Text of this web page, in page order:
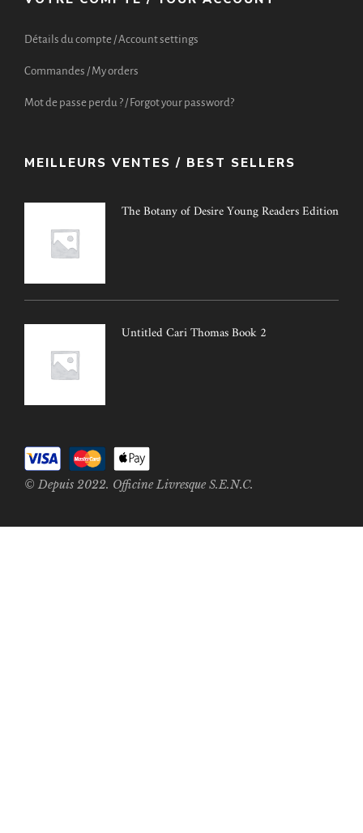
Détails du compte / Account settings
Commandes / My orders
Mot de passe perdu ? / Forgot your password?
MEILLEURS VENTES / BEST SELLERS
The Botany of Desire Young Readers Edition
Untitled Cari Thomas Book 2
© Depuis 2022. Officine Livresque S.E.N.C.